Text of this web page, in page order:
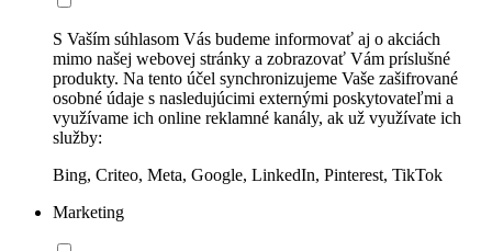
S Vaším súhlasom Vás budeme informovať aj o akciách
mimo našej webovej stránky a zobrazovať Vám príslušné
produkty. Na tento účel synchronizujeme Vaše zašifrované
osobné údaje s nasledujúcimi externými poskytovateľmi a
využívame ich online reklamné kanály, ak už využívate ich
služby:
Bing, Criteo, Meta, Google, LinkedIn, Pinterest, TikTok
Marketing